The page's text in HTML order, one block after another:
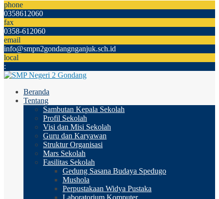
phone
0358612060
fax
0358-612060
email
info@smpn2gondangnganjuk.sch.id
local
:
Beranda
Tentang
Sambutan Kepala Sekolah
Profil Sekolah
Visi dan Misi Sekolah
Guru dan Karyawan
Struktur Organisasi
Mars Sekolah
Fasilitas Sekolah
Gedung Sasana Budaya Spedugo
Mushola
Perpustakaan Widya Pustaka
Laboratorium Komputer